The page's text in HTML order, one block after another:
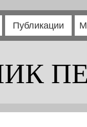
Публикации